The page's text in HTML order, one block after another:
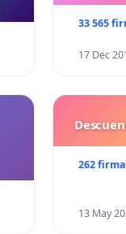
33 565
17 Dec
262
13 May